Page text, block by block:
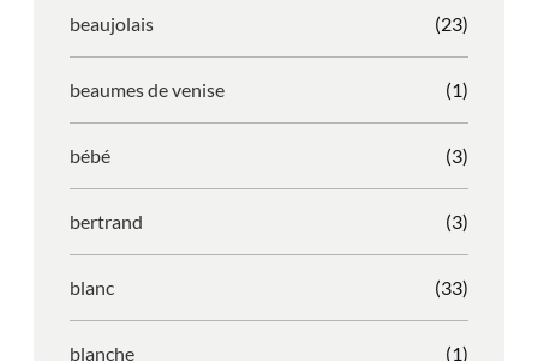
beaujolais (23)
beaumes de venise (1)
bébé (3)
bertrand (3)
blanc (33)
blanche (1)